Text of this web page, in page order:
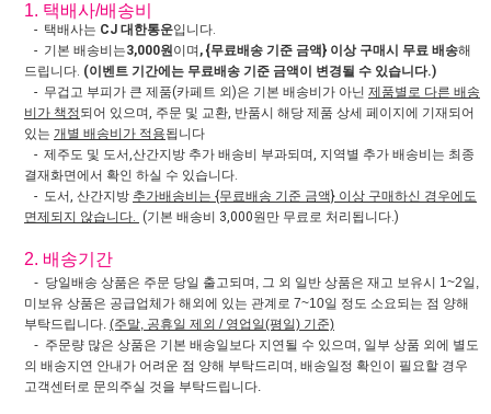
1. 택배사/배송비
- 택배사는 CJ 대한통운입니다.
- 기본 배송비는3,000원이며 , {무료배송 기준 금액} 이상 구매시 무료 배송해
드립니다. (이벤트 기간에는 무료배송 기준 금액이 변경될 수 있습니다.)
- 무겁고 부피가 큰 제품(카페트 외)은 기본 배송비가 아닌 제품별로 다른 배송
비가 책정되어 있으며, 주문 및 교환, 반품시 해당 제품 상세 페이지에 기재되어
있는 개별 배송비가 적용됩니다
- 제주도 및 도서,산간지방 추가 배송비 부과되며, 지역별 추가 배송비는 최종
결재화면에서 확인 하실 수 있습니다.
- 도서, 산간지방 추가배송비는 {무료배송 기준 금액} 이상 구매하신 경우에도
면제되지 않습니다. (기본 배송비 3,000원만 무료로 처리됩니다.)
2. 배송기간
- 당일배송 상품은 주문 당일 출고되며, 그 외 일반 상품은 재고 보유시 1~2일,
미보유 상품은 공급업체가 해외에 있는 관계로 7~10일 정도 소요되는 점 양해
부탁드립니다. (주말, 공휴일 제외 / 영업일(평일) 기준)
- 주문량 많은 상품은 기본 배송일보다 지연될 수 있으며, 일부 상품 외에 별도
의 배송지연 안내가 어려운 점 양해 부탁드리며, 배송일정 확인이 필요할 경우
고객센터로 문의주실 것을 부탁드립니다.